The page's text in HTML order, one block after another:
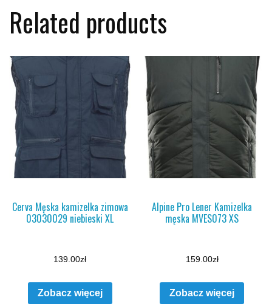
Related products
Cerva Męska kamizelka zimowa
03030029 niebieski XL
139.00zł
Zobacz więcej
Alpine Pro Lener Kamizelka
męska MVES073 XS
159.00zł
Zobacz więcej